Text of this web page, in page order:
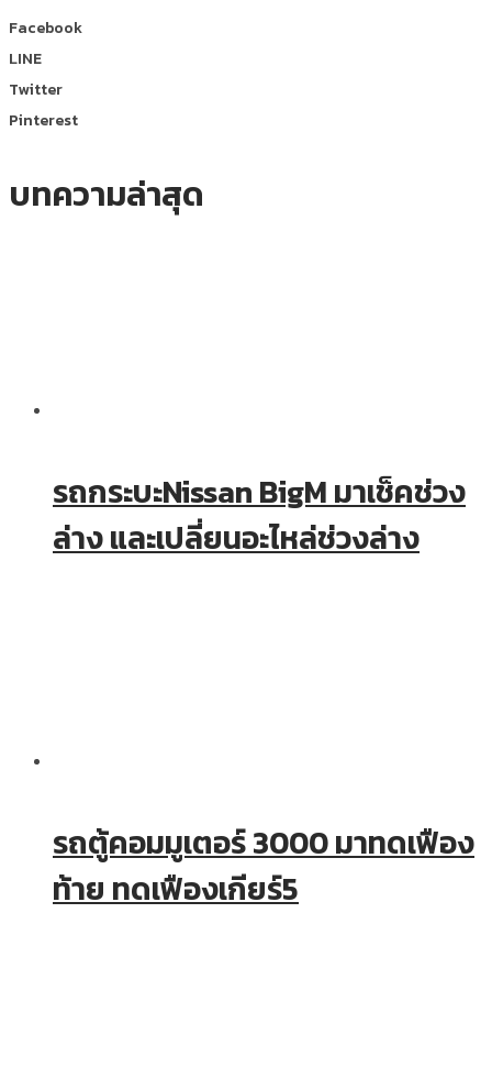
Facebook
LINE
Twitter
Pinterest
บทความล่าสุด
รถกระบะNissan BigM มาเช็คช่วง
ล่าง และเปลี่ยนอะไหล่ช่วงล่าง
รถตู้คอมมูเตอร์ 3000 มาทดเฟือง
ท้าย ทดเฟืองเกียร์5